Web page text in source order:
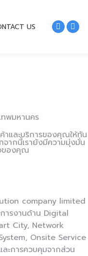
US
พมหานคร
าและบริการของคุณให้ทัน
ากนี้เรายังมีความมุ่งมั่น
ของคุณ
company limited
ารงานด้าน Digital
City, Network
Onsite Service
ะการควบคุมจากส่วน